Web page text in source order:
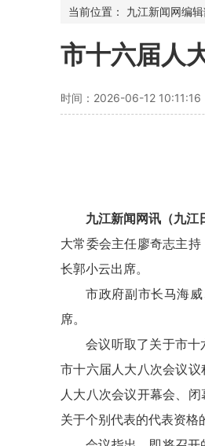
当前位置： 九江新闻网编辑
市十六届人
时间：2026-06-12 10:11:16
九江新闻网讯（九江
大常委会主任廖奇志主
长郭小云出席。
市政府副市长马海
席。
会议听取了关于市
市十六届人大八次会议
人大八次会议开幕会、
关于个别代表的代表资格